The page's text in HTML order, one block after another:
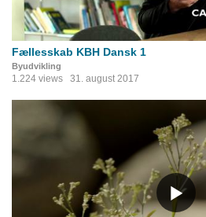
Fællesskab KBH Dansk 1
Byudvikling
1.224 views 31. august 2017